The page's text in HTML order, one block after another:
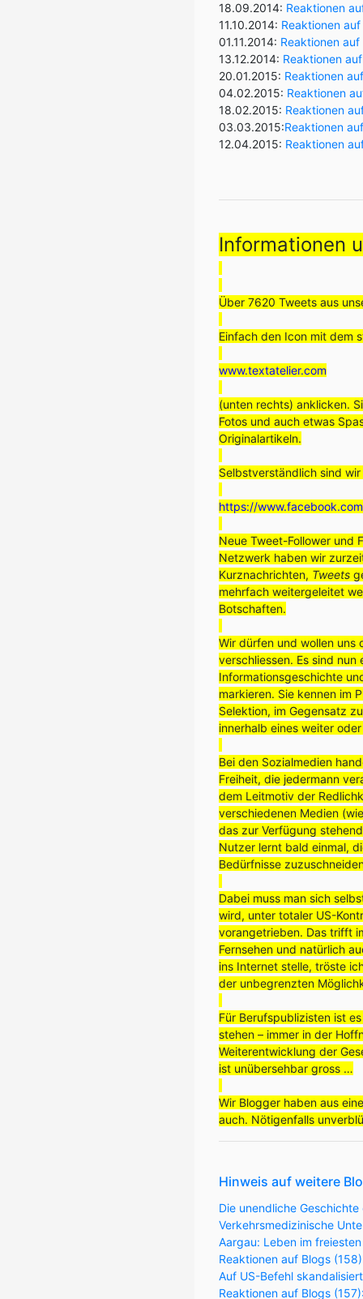
18.09.2014: Reaktionen
11.10.2014: Reaktionen
01.11.2014: Reaktionen
13.12.2014: Reaktionen
20.01.2015: Reaktionen
04.02.2015: Reaktionen
18.02.2015: Reaktionen
03.03.2015:Reaktionen
12.04.2015: Reaktionen
Informationen
Über 7620 Tweets aus
Einfach den Icon mit dem
www.textatelier.com
(unten rechts) anklicken.
Fotos und auch etwas
Originalartikeln.
Selbstverständlich sind
https://
Neue Tweet-Follower und
Netzwerk haben wir
Kurznachrichten, Tweets
mehrfach weitergeleitet
Botschaften.
Wir dürfen und wollen uns
verschliessen. Es sind
Informationsgeschichte
markieren. Sie kennen im
Selektion, im Gegensatz
innerhalb eines weiter
Bei den Sozialmedien
Freiheit, die jedermann
dem Leitmotiv der
verschiedenen Medien
das zur Verfügung
Nutzer lernt bald einmal,
Bedürfnisse
Dabei muss man sich
wird, unter totaler US-
vorangetrieben. Das trifft
Fernsehen und natürlich
ins Internet stelle, tröste
der unbegrenzten
Für Berufspublizisten ist
stehen – immer in der
Weiterentwicklung der
ist unübersehbar gross …
Wir Blogger haben aus
auch. Nötigenfalls
Hinweis auf weitere
Die unendliche
Verkehrsmedizinische
Aargau: Leben im
Reaktionen auf Blogs
Auf US-Befehl
Reaktionen auf Blogs